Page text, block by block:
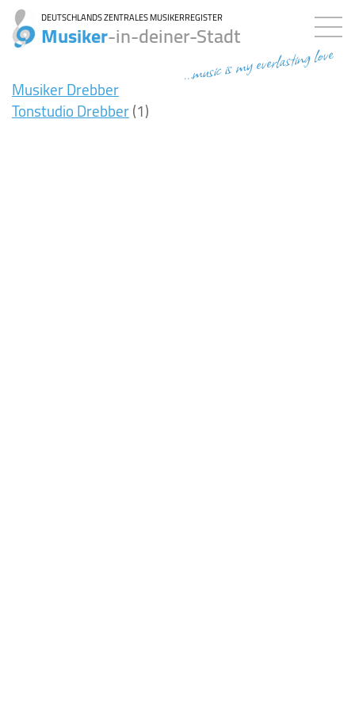
DEUTSCHLANDS ZENTRALES MUSIKERREGISTER
Musiker-in-deiner-Stadt
...music is my everlasting love
Musiker Drebber
Tonstudio Drebber(1)